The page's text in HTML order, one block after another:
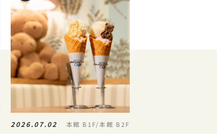
2026.07.02 本館 B1F/本館 B2F